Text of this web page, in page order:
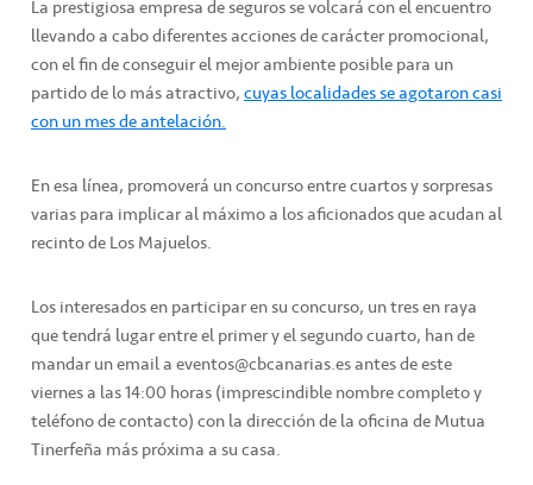
La prestigiosa empresa de seguros se volcará con el encuentro
llevando a cabo diferentes acciones de carácter promocional,
con el fin de conseguir el mejor ambiente posible para un
partido de lo más atractivo,cuyas localidades se agotaron casi
con un mes de antelación.
En esa línea, promoverá un concurso entre cuartos y sorpresas
varias para implicar al máximo a los aficionados que acudan al
recinto de Los Majuelos.
Los interesados en participar en su concurso, un tres en raya
que tendrá lugar entre el primer y el segundo cuarto, han de
mandar un email a eventos@cbcanarias.es antes de este
viernes a las 14:00 horas (imprescindible nombre completo y
teléfono de contacto) con la dirección de la oficina de Mutua
Tinerfeña más próxima a su casa.